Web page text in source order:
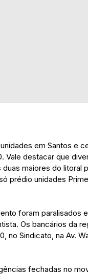
em Santos e
Vale destacar que
maiores do litoral
prédio unidades
foram paralisados
Os bancários da
no Sindicato, na Av.
fechadas no